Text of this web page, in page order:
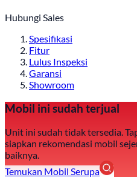
Hubungi Sales
Spesifikasi
Fitur
Lulus Inspeksi
Garansi
Showroom
Mobil ini sudah terjual
Unit ini sudah tidak tersedia.
siapkan rekomendasi mobil
baiknya.
Temukan Mobil Serupa